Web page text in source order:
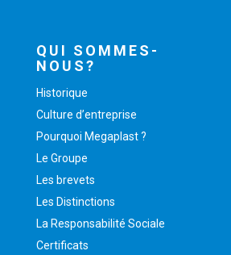
QUI SOMMES-
NOUS?
Historique
Culture d’entreprise
Pourquoi Megaplast ?
Le Groupe
Les brevets
Les Distinctions
La Responsabilité Sociale
Certificats